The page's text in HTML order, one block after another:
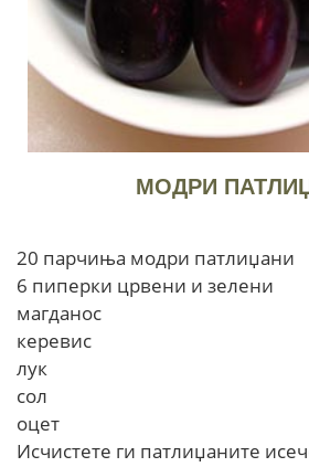
МОДРИ
20 парчиња модри патлиџани
6 пиперки црвени и зелени
магданос
керевис
лук
сол
оцет
Исчистете ги патлиџаните